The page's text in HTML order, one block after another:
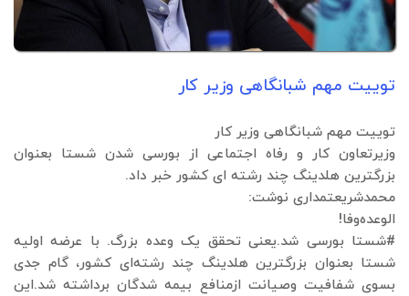
توییت مهم شبانگاهی وزیر کار
توییت مهم شبانگاهی وزیر کار
وزیرتعاون کار و رفاه اجتماعی از بورسی شدن شستا بعنوان
بزرگترین هلدینگ چند رشته ای کشور خبر داد.
محمدشریعتمداری نوشت:
‏الوعده‌وفا!
‎#شستا بورسی شد.یعنی تحقق یک وعده بزرگ. با عرضه اولیه
شستا بعنوان بزرگترین هلدینگ چند رشته‌ای کشور، گام جدی
بسوی شفافیت وصیانت ازمنافع بیمه شدگان برداشته شد.این